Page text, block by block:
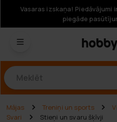
Vasaras izskaņa! Piedāvājumi
piegāde
Mājas Treniņi un sports
Svari
Stieņi un svaru šķīvji